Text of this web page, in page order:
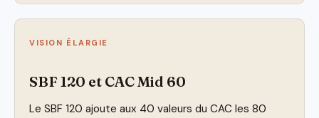
VISION ÉLARGIE
SBF 120 et CAC Mid 60
Le SBF 120 ajoute aux 40 valeurs du CAC les 80